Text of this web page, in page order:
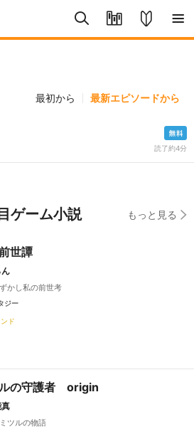
最初から 最新エピソードから
読了約4分
ゲーム小説 もっと見る
世譚
かし私の前世考
ジー
ド
の守護者 origin
ツルの物語